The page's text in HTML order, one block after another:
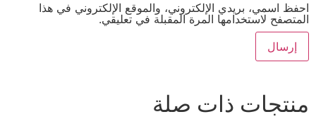
احفظ اسمي، بريدي الإلكتروني، والموقع الإلكتروني في هذا
المتصفح لاستخدامها المرة المقبلة في تعليقي.
منتجات ذات صلة